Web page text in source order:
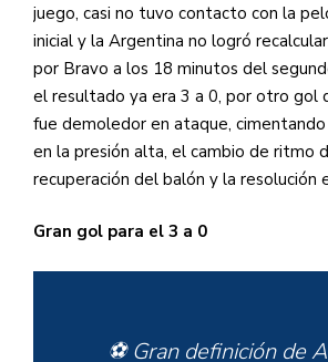
juego, casi no tuvo contacto con la
inicial y la Argentina no logró
por Bravo a los 18 minutos del
el resultado ya era 3 a 0, por otro gol
fue demoledor en ataque, cimentando
en la presión alta, el cambio de ritmo
recuperación del balón y la resolución
Gran gol para el 3 a 0
⚽️ Gran definición de